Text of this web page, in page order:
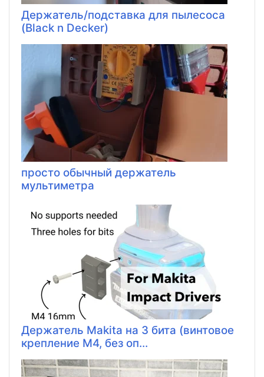
Держатель/подставка для пылесоса
(Black n Decker)
просто обычный держатель
мультиметра
Держатель Makita на 3 бита (винтовое
крепление M4, без оп...